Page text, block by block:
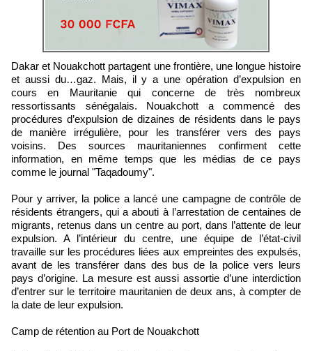
Dakar et Nouakchott partagent une frontière, une longue histoire
et aussi du…gaz. Mais, il y a une opération d’expulsion en
cours en Mauritanie qui concerne de très nombreux
ressortissants sénégalais. Nouakchott a commencé des
procédures d’expulsion de dizaines de résidents dans le pays
de manière irrégulière, pour les transférer vers des pays
voisins. Des sources mauritaniennes confirment cette
information, en même temps que les médias de ce pays
comme le journal "Taqadoumy".
Pour y arriver, la police a lancé une campagne de contrôle de
résidents étrangers, qui a abouti à l’arrestation de centaines de
migrants, retenus dans un centre au port, dans l’attente de leur
expulsion. A l’intérieur du centre, une équipe de l’état-civil
travaille sur les procédures liées aux empreintes des expulsés,
avant de les transférer dans des bus de la police vers leurs
pays d’origine. La mesure est aussi assortie d’une interdiction
d’entrer sur le territoire mauritanien de deux ans, à compter de
la date de leur expulsion.
Camp de rétention au Port de Nouakchott